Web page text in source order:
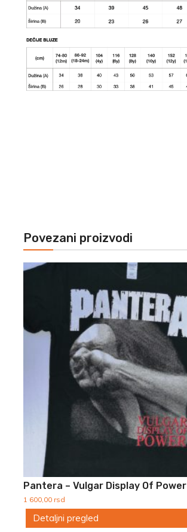
Povezani proizvodi
Pantera – Vulgar Display Of Power
1 600,00 rsd
Detaljni pregled